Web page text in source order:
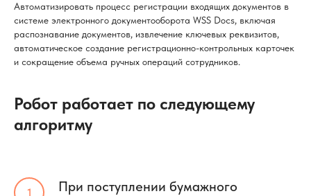
Автоматизировать процесс регистрации входящих документов в
системе электронного документооборота WSS Docs, включая
распознавание документов, извлечение ключевых реквизитов,
автоматическое создание регистрационно-контрольных карточек
и сокращение объема ручных операций сотрудников.
Робот работает по следующему
алгоритму
При поступлении бумажного